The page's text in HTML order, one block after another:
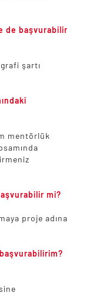
de başvurabilir
şartı
mentörlük
mi?
proje adına